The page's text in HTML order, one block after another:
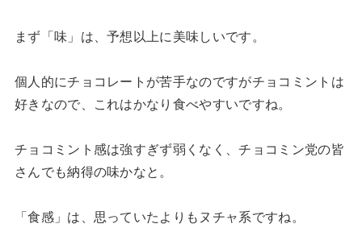
まず「味」は、予想以上に美味しいです。
個人的にチョコレートが苦手なのですがチョコミントは
好きなので、これはかなり食べやすいですね。
チョコミント感は強すぎず弱くなく、チョコミン党の皆
さんでも納得の味かなと。
「食感」は、思っていたよりもヌチャ系ですね。